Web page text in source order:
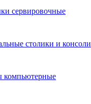
сервировочные
столики и консоли
компьютерные